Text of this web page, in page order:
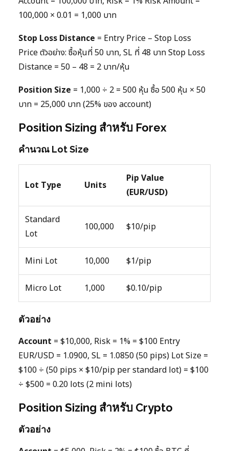
100,000 × 0.01 = 1,000 บาท
Stop Loss Distance = Entry Price – Stop Loss
Price ตัวอย่าง: ซื้อหุ้นที่ 50 บาท, SL ที่ 48 บาท Stop Loss
Distance = 50 – 48 = 2 บาท/หุ้น
Position Size = 1,000 ÷ 2 = 500 หุ้น ซื้อ 500 หุ้น × 50
บาท = 25,000 บาท (25% ของ account)
Position Sizing สำหรับ Forex
คำนวณ Lot Size
Lot Type Units
Pip Value
(EUR/USD)
Standard
Lot
100,000 $10/pip
Mini Lot 10,000 $1/pip
Micro Lot 1,000 $0.10/pip
ตัวอย่าง
Account = $10,000, Risk = 1% = $100 Entry
EUR/USD = 1.0900, SL = 1.0850 (50 pips) Lot Size =
$100 ÷ (50 pips × $10/pip per standard lot) = $100
÷ $500 = 0.20 lots (2 mini lots)
Position Sizing สำหรับ Crypto
ตัวอย่าง